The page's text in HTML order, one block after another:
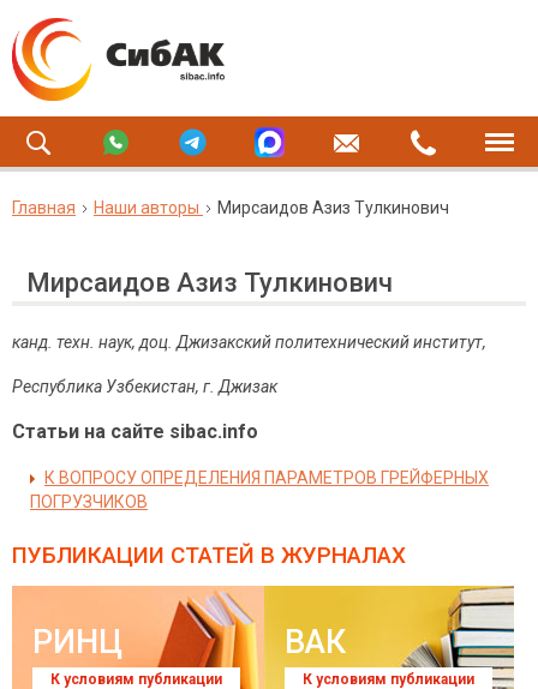
Главная Наши авторы Мирсаидов Азиз Тулкинович
Мирсаидов Азиз Тулкинович
канд. техн. наук, доц. Джизакский политехнический институт,
Республика Узбекистан, г. Джизак
Статьи на сайте sibac.info
К ВОПРОСУ ОПРЕДЕЛЕНИЯ ПАРАМЕТРОВ ГРЕЙФЕРНЫХ
ПОГРУЗЧИКОВ
ПУБЛИКАЦИИ СТАТЕЙ В ЖУРНАЛАХ
РИНЦ
К условиям публикации
ВАК
К условиям публикации